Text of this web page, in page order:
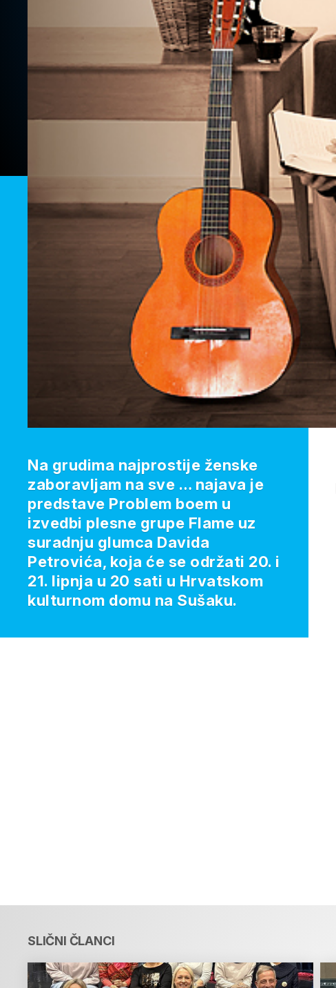
Na grudima najprostije ženske
zaboravljam na sve … najava je
predstave Problem boem u
izvedbi plesne grupe Flame uz
suradnju glumca Davida
Petrovića, koja će se održati 20. i
21. lipnja u 20 sati u Hrvatskom
kulturnom domu na Sušaku.
SLIČNI ČLANCI